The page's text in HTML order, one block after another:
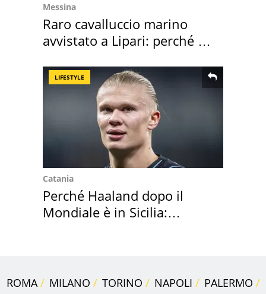
Messina
Raro cavalluccio marino
avvistato a Lipari: perché è
LIFESTYLE
Catania
Perché Haaland dopo il
Mondiale è in Sicilia:
ROMA MILANO TORINO NAPOLI
PALERMO